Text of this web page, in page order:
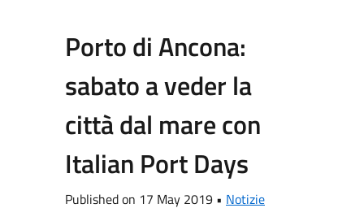
Porto di Ancona:
sabato a veder la
città dal mare con
Italian Port Days
Published on 17 May 2019 • Notizie